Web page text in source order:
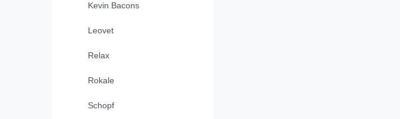
Kevin Bacons
Leovet
Relax
Rokale
Schopf